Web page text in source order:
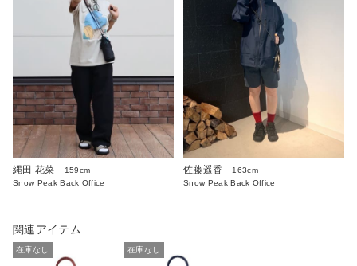
縄田 花菜
159cm
Snow Peak Back Office
佐藤遥香
163cm
Snow Peak Back Office
関連アイテム
在庫なし 在庫なし